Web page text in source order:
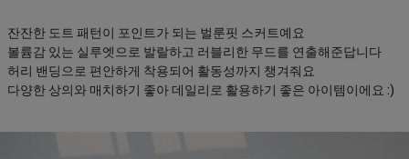
잔잔한 도트 패턴이 포인트가 되는 벌룬핏 스커트예요
볼륨감 있는 실루엣으로 발랄하고 러블리한 무드를 연출해준답니다
허리 밴딩으로 편안하게 착용되어 활동성까지 챙겨줘요
다양한 상의와 매치하기 좋아 데일리로 활용하기 좋은 아이템이에요 :)